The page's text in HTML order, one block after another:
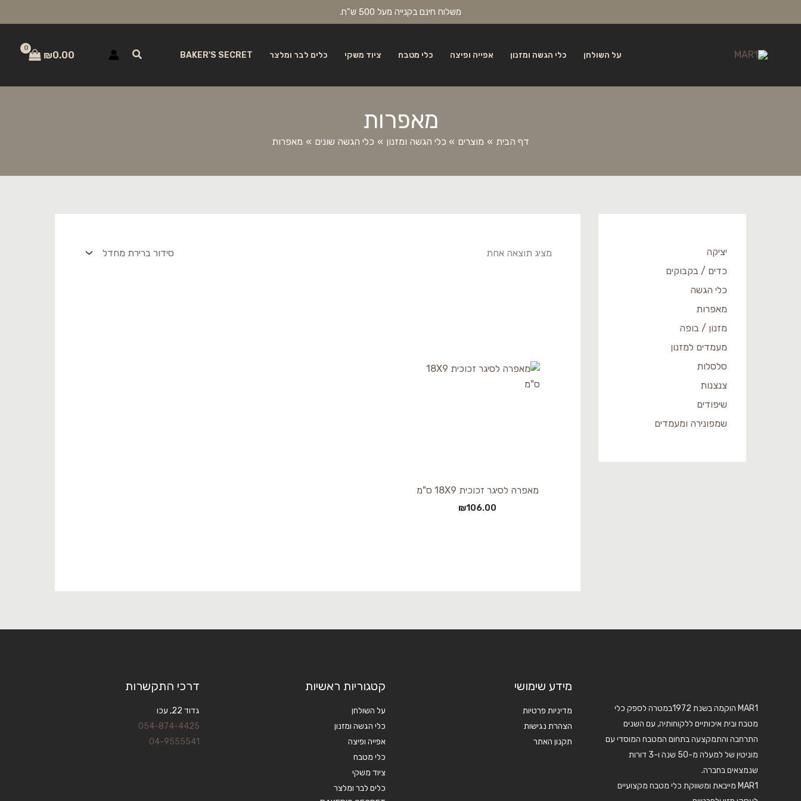
לתוכן
משלוח חינם בקנייה מעל 500 ש"ח.
על השולחן כלי הגשה ומזנון אפייה ופיצה כלי מטבח ציוד משקי כלים לבר ומלצר BAKER'S SECRET חיפוש ₪0.00
מאפרות
דף הבית מוצרים כלי הגשה ומזנון כלי הגשה שונים מאפרות
יציקה
כדים / בקבוקים
כלי הגשה
מאפרות
מזנון / בופה
מעמדים למזנון
סלסלות
צנצנות
שיפודים
שמפונירה ומעמדים
מציג תוצאה אחת
מאפרה לסיגר זכוכית 18X9 ס"מ
₪106.00
MAR1 הוקמה בשנת 1972במטרה לספק כלי
מטבח ובית איכותיים ללקוחותיה, עם השנים
התרחבה והתמקצעה בתחום המטבח המוסדי עם
מוניטין של למעלה מ-50 שנה ו-3 דורות
שנמצאים בחברה.
MAR1 מייבאת ומשווקת כלי מטבח מקצועיים
מידע שימושי
מדיניות פרטיות
הצהרת נגישות
תקנון האתר
קטגוריות ראשיות
על השולחן
כלי הגשה ומזנון
אפייה ופיצה
כלי מטבח
ציוד משקי
כלים לבר ומלצר
דרכי התקשרות
גדוד 22, עכו
054-874-4425
04-9555541